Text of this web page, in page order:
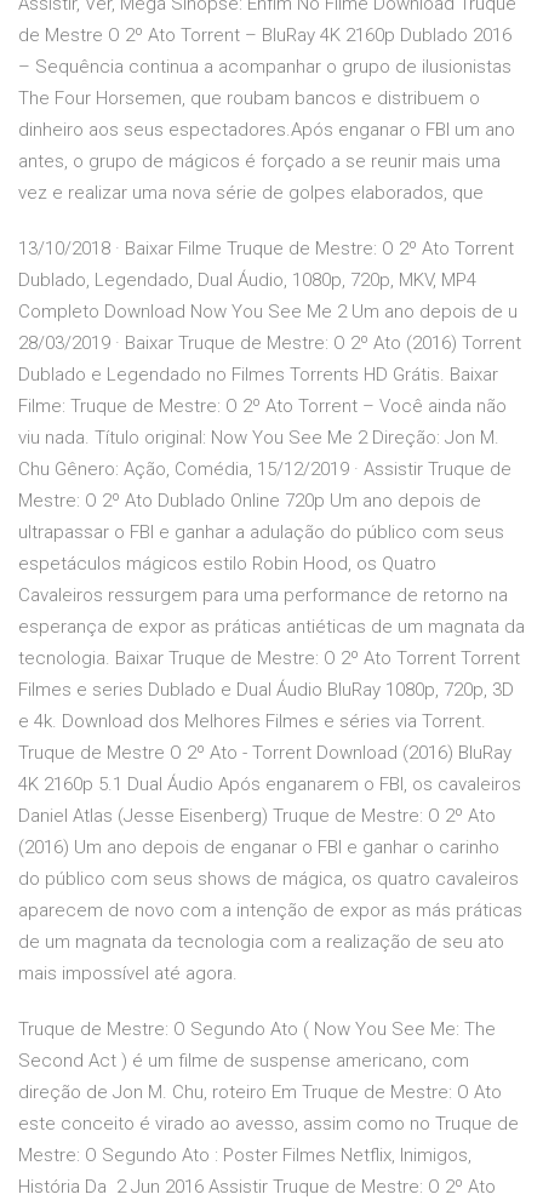
de Mestre O 2º Ato Torrent – BluRay 4K 2160p Dublado 2016
– Sequência continua a acompanhar o grupo de ilusionistas
The Four Horsemen, que roubam bancos e distribuem o
dinheiro aos seus espectadores.Após enganar o FBI um ano
antes, o grupo de mágicos é forçado a se reunir mais uma
vez e realizar uma nova série de golpes elaborados, que
13/10/2018 · Baixar Filme Truque de Mestre: O 2º Ato Torrent
Dublado, Legendado, Dual Áudio, 1080p, 720p, MKV, MP4
Completo Download Now You See Me 2 Um ano depois de u
28/03/2019 · Baixar Truque de Mestre: O 2º Ato (2016) Torrent
Dublado e Legendado no Filmes Torrents HD Grátis. Baixar
Filme: Truque de Mestre: O 2º Ato Torrent – Você ainda não
viu nada. Título original: Now You See Me 2 Direção: Jon M.
Chu Gênero: Ação, Comédia, 15/12/2019 · Assistir Truque de
Mestre: O 2º Ato Dublado Online 720p Um ano depois de
ultrapassar o FBI e ganhar a adulação do público com seus
espetáculos mágicos estilo Robin Hood, os Quatro
Cavaleiros ressurgem para uma performance de retorno na
esperança de expor as práticas antiéticas de um magnata da
tecnologia. Baixar Truque de Mestre: O 2º Ato Torrent Torrent
Filmes e series Dublado e Dual Áudio BluRay 1080p, 720p, 3D
e 4k. Download dos Melhores Filmes e séries via Torrent.
Truque de Mestre O 2º Ato - Torrent Download (2016) BluRay
4K 2160p 5.1 Dual Áudio Após enganarem o FBI, os cavaleiros
Daniel Atlas (Jesse Eisenberg) Truque de Mestre: O 2º Ato
(2016) Um ano depois de enganar o FBI e ganhar o carinho
do público com seus shows de mágica, os quatro cavaleiros
aparecem de novo com a intenção de expor as más práticas
de um magnata da tecnologia com a realização de seu ato
mais impossível até agora.
Truque de Mestre: O Segundo Ato ( Now You See Me: The
Second Act ) é um filme de suspense americano, com
direção de Jon M. Chu, roteiro Em Truque de Mestre: O Ato
este conceito é virado ao avesso, assim como no Truque de
Mestre: O Segundo Ato : Poster Filmes Netflix, Inimigos,
História Da 2 Jun 2016 Assistir Truque de Mestre: O 2º Ato